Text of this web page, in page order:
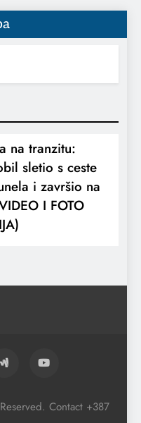
na tranzitu:
sletio s ceste
i završio na
I FOTO
Contact +387